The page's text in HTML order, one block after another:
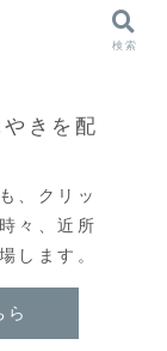
きを配
、クリッ
々、近所
します。
ら
検索